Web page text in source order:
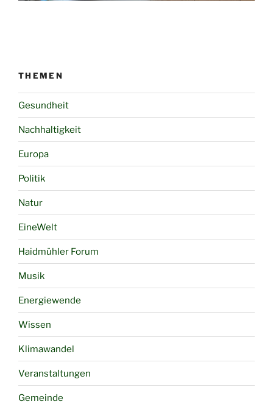
THEMEN
Gesundheit
Nachhaltigkeit
Europa
Politik
Natur
EineWelt
Haidmühler Forum
Musik
Energiewende
Wissen
Klimawandel
Veranstaltungen
Gemeinde